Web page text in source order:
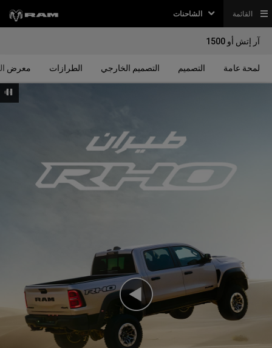
الشاحنات القائمة
آر إتش أو 1500
لمحة عامة التصميم التصميم الخارجي الطرازات معرض
Play
Video